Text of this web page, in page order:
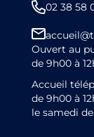
02 38 58
Ouvert au
de 9h00 à
Accueil
de 9h00 à
le samedi